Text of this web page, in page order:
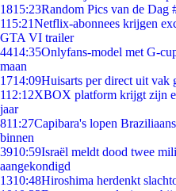
1815:23Random Pics van de Dag
115:21Netflix-abonnees krijgen
GTA VI trailer
4414:35Onlyfans-model met G-
maan
1714:09Huisarts per direct uit vak
112:12XBOX platform krijgt zijn
jaar
811:27Capibara's lopen
binnen
3910:59Israël meldt dood twee
aangekondigd
1310:48Hiroshima herdenkt